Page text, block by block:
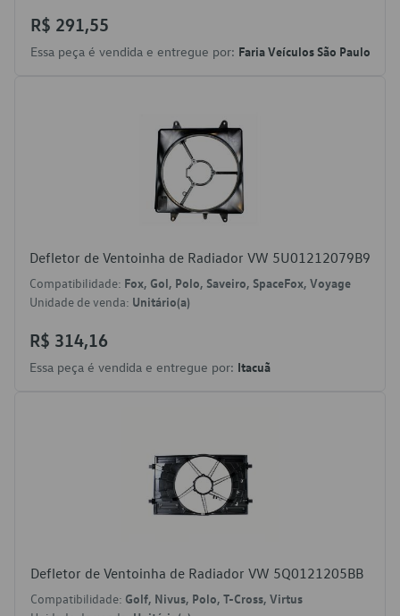
R$ 291,55
Essa peça é vendida e entregue por: Faria Veículos São Paulo
Defletor de Ventoinha de Radiador VW 5U01212079B9
Compatibilidade: Fox, Gol, Polo, Saveiro, SpaceFox, Voyage
Unidade de venda: Unitário(a)
R$ 314,16
Essa peça é vendida e entregue por: Itacuã
Defletor de Ventoinha de Radiador VW 5Q0121205BB
Compatibilidade: Golf, Nivus, Polo, T-Cross, Virtus